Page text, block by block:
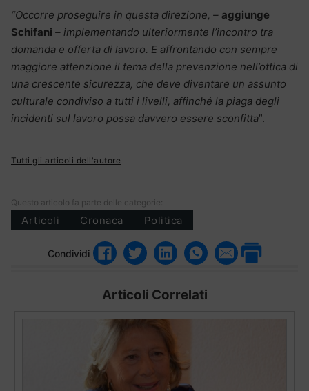
“Occorre proseguire in questa direzione, – aggiunge
Schifani – implementando ulteriormente l’incontro tra
domanda e offerta di lavoro. E affrontando con sempre
maggiore attenzione il tema della prevenzione nell’ottica di
una crescente sicurezza, che deve diventare un assunto
culturale condiviso a tutti i livelli, affinché la piaga degli
incidenti sul lavoro possa davvero essere sconfitta”.
Tutti gli articoli dell'autore
Questo articolo fa parte delle categorie:
Articoli Cronaca Politica
Condividi
Articoli Correlati